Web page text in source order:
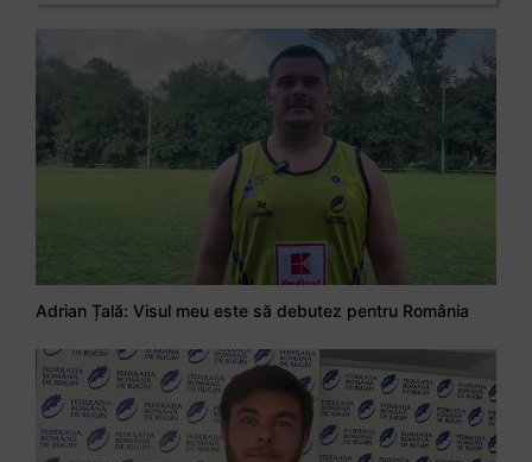
Adrian Țală: Visul meu este să debutez pentru România